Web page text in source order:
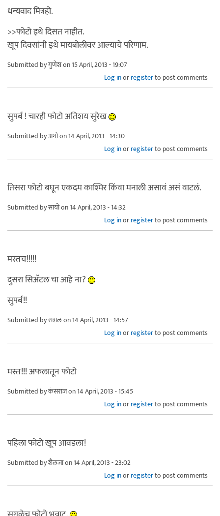
धन्यवाद मित्रहो.
>>फोटो इथे दिसत नाहीत.
खूप दिवसांनी इथे मायबोलीवर आल्याचे परिणाम.
Submitted byगुणेशon 15 April, 2013 - 19:07
Log inorregisterto post comments
सुपर्ब ! चारही फोटो अतिशय सुरेख
Submitted byअगोon 14 April, 2013 - 14:30
Log inorregisterto post comments
तिसरा फोटो बघून एकदम काश्मिर किंवा मनाली असावं असं वाटलं.
Submitted byसायोon 14 April, 2013 - 14:32
Log inorregisterto post comments
मस्तच!!!!!
दुसरा सिअ‍ॅटल चा आहे ना?
सुपर्ब!!
Submitted byसशलon 14 April, 2013 - 14:57
Log inorregisterto post comments
मस्त!!! अफलातून फोटो
Submitted byकंसराजon 14 April, 2013 - 15:45
Log inorregisterto post comments
पहिला फोटो खूप आवडला!
Submitted byशैलजाon 14 April, 2013 - 23:02
Log inorregisterto post comments